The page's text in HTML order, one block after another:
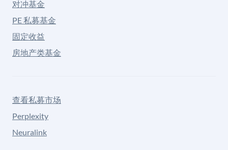
对冲基金
PE 私募基金
固定收益
房地产类基金
查看私募市场
Perplexity
Neuralink